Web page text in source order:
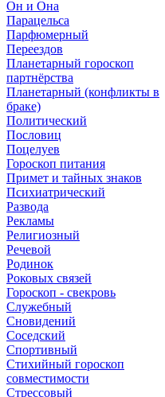
Он и Она
Парацельса
Парфюмерный
Переездов
Планетарный гороскоп
партнёрства
Планетарный (конфликты в
браке)
Политический
Пословиц
Поцелуев
Гороскоп питания
Примет и тайных знаков
Психиатрический
Развода
Рекламы
Религиозный
Речевой
Родинок
Роковых связей
Гороскоп - свекровь
Служебный
Сновидений
Соседский
Спортивный
Стихийный гороскоп
совместимости
Стрессовый